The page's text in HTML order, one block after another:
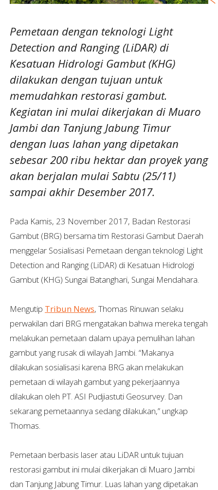
Pemetaan dengan teknologi Light
Detection and Ranging (LiDAR) di
Kesatuan Hidrologi Gambut (KHG)
dilakukan dengan tujuan untuk
memudahkan restorasi gambut.
Kegiatan ini mulai dikerjakan di Muaro
Jambi dan Tanjung Jabung Timur
dengan luas lahan yang dipetakan
sebesar 200 ribu hektar dan proyek yang
akan berjalan mulai Sabtu (25/11)
sampai akhir Desember 2017.
Pada Kamis, 23 November 2017, Badan Restorasi
Gambut (BRG) bersama tim Restorasi Gambut Daerah
menggelar Sosialisasi Pemetaan dengan teknologi Light
Detection and Ranging (LiDAR) di Kesatuan Hidrologi
Gambut (KHG) Sungai Batanghari, Sungai Mendahara.
Mengutip Tribun News, Thomas Rinuwan selaku
perwakilan dari BRG mengatakan bahwa mereka tengah
melakukan pemetaan dalam upaya pemulihan lahan
gambut yang rusak di wilayah Jambi. “Makanya
dilakukan sosialisasi karena BRG akan melakukan
pemetaan di wilayah gambut yang pekerjaannya
dilakukan oleh PT. ASI Pudjiastuti Geosurvey. Dan
sekarang pemetaannya sedang dilakukan,” ungkap
Thomas.
Pemetaan berbasis laser atau LiDAR untuk tujuan
restorasi gambut ini mulai dikerjakan di Muaro Jambi
dan Tanjung Jabung Timur. Luas lahan yang dipetakan